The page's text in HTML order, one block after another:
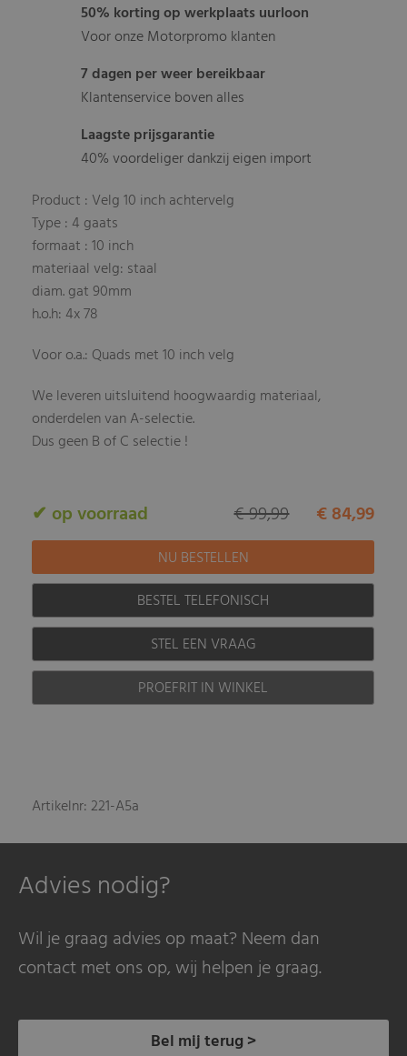
50% korting op werkplaats uurloon
Voor onze Motorpromo klanten
7 dagen per weer bereikbaar
Klantenservice boven alles
Laagste prijsgarantie
40% voordeliger dankzij eigen import
Product : Velg 10 inch achtervelg
Type : 4 gaats
formaat : 10 inch
materiaal velg: staal
diam. gat 90mm
h.o.h: 4x 78
Voor o.a.: Quads met 10 inch velg
We leveren uitsluitend hoogwaardig materiaal,
onderdelen van A-selectie.
Dus geen B of C selectie !
✔ op voorraad € 84,99
€ 99,99
BESTEL TELEFONISCH
STEL EEN VRAAG
PROEFRIT IN WINKEL
Artikelnr: 221-A5a
Advies nodig?
Wil je graag advies op maat? Neem dan
contact met ons op, wij helpen je graag.
Bel mij terug >